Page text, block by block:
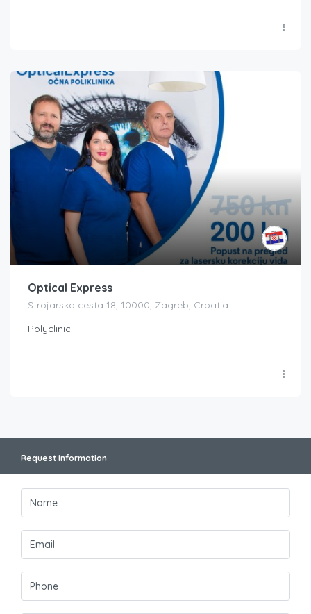
Optical Express
Strojarska cesta 18, 10000, Zagreb, Croatia
Polyclinic
Request Information